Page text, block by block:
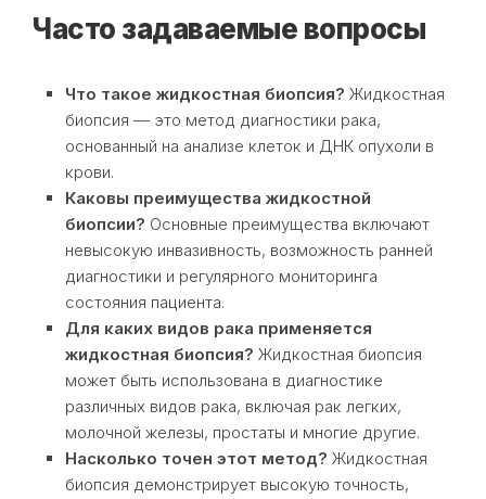
Часто задаваемые вопросы
Что такое жидкостная биопсия? Жидкостная
биопсия — это метод диагностики рака,
основанный на анализе клеток и ДНК опухоли в
крови.
Каковы преимущества жидкостной
биопсии? Основные преимущества включают
невысокую инвазивность, возможность ранней
диагностики и регулярного мониторинга
состояния пациента.
Для каких видов рака применяется
жидкостная биопсия? Жидкостная биопсия
может быть использована в диагностике
различных видов рака, включая рак легких,
молочной железы, простаты и многие другие.
Насколько точен этот метод? Жидкостная
биопсия демонстрирует высокую точность,